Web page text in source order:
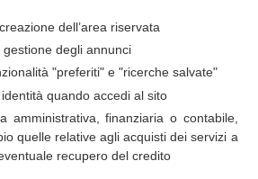
dell’area riservata
degli annunci
"preferiti" e "ricerche salvate"
quando accedi al sito
amministrativa, finanziaria o contabile,
quelle relative agli acquisti dei servizi a
recupero del credito